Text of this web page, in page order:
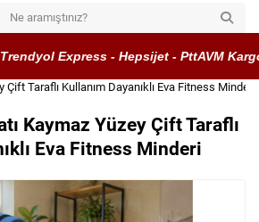
Express - Hepsijet - PttAVM Kargo
Taraflı Kullanım Dayanıklı Eva Fitness Minderi
Kaymaz Yüzey Çift Taraflı
Eva Fitness Minderi